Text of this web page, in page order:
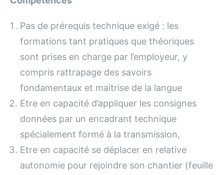
Pas de prérequis technique exigé : les
formations tant pratiques que théoriques
sont prises en charge par l’employeur, y
compris rattrapage des savoirs
fondamentaux et maitrise de la langue
Etre en capacité d’appliquer les consignes
données par un encadrant technique
spécialement formé à la transmission,
Etre en capacité se déplacer en relative
autonomie pour rejoindre son chantier (feuille